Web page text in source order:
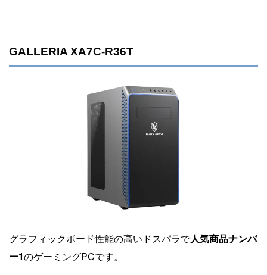
GALLERIA XA7C-R36T
グラフィックボード性能の高いドスパラで人気商品ナンバ
ー1のゲーミングPCです。